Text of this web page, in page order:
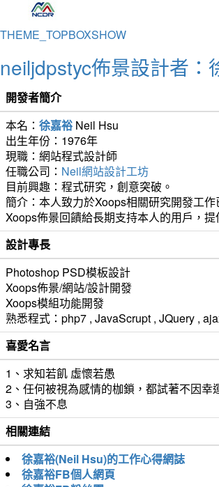
THEME_TOPBOXSHOW
neiljdpstyc佈景設計者：
開發者簡介
本名： 徐嘉裕 Neil Hsu
出生年份：1976年
現職：網站程式設計師
任職公司： Neil網站設計工坊
目前興趣：程式研究，創意突破。
簡介：本人致力於Xoops相關研究開發工
Xoops佈景回饋給長期支持本人的用戶，
設計專長
Photoshop PSD模板設計
Xoops佈景/網站/設計開發
Xoops模組功能開發
熟悉程式：php7 , JavaScrupt , JQuery ,
喜愛名言
1、求知若飢 虛懷若愚
2、任何被視為感情的枷鎖，都試著不因幸
3、自強不息
相關連結
徐嘉裕(Neil Hsu)的工作心得網誌
徐嘉裕FB個人網頁